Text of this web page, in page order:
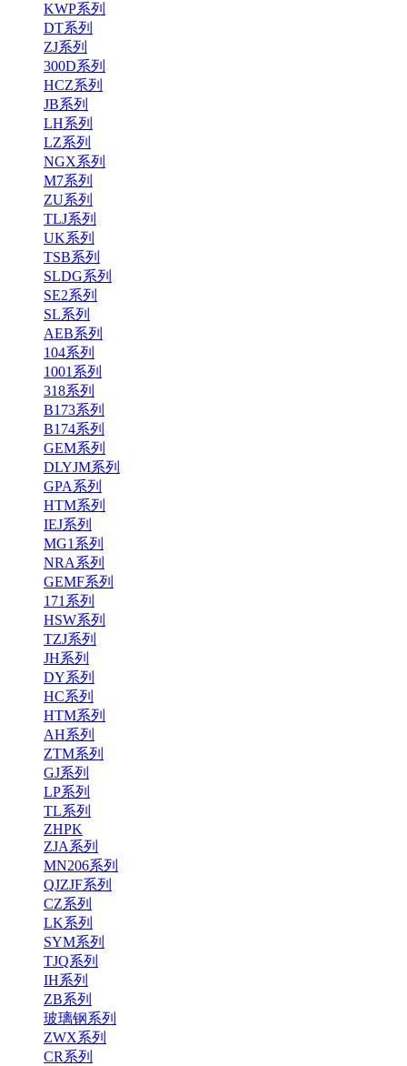
KWP系列
DT系列
ZJ系列
300D系列
HCZ系列
JB系列
LH系列
LZ系列
NGX系列
M7系列
ZU系列
TLJ系列
UK系列
TSB系列
SLDG系列
SE2系列
SL系列
AEB系列
104系列
1001系列
318系列
B173系列
B174系列
GEM系列
DLYJM系列
GPA系列
HTM系列
IEJ系列
MG1系列
NRA系列
GEMF系列
171系列
HSW系列
TZJ系列
JH系列
DY系列
HC系列
HTM系列
AH系列
ZTM系列
GJ系列
LP系列
TL系列
ZHPK
ZJA系列
MN206系列
QJZJF系列
CZ系列
LK系列
SYM系列
TJQ系列
IH系列
ZB系列
玻璃钢系列
ZWX系列
CR系列